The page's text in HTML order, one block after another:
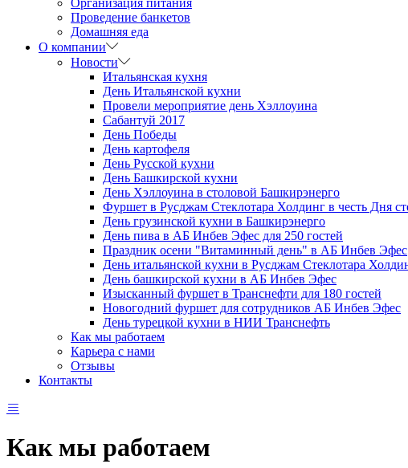
Организация питания
Проведение банкетов
Домашняя еда
О компании
Новости
Итальянская кухня
День Итальянской кухни
Провели мероприятие день Хэллоуина
Сабантуй 2017
День Победы
День картофеля
День Русской кухни
День Башкирской кухни
День Хэллоуина в столовой Башкирэнерго
Фуршет в Русджам Стеклотара Холдинг в честь Дня
День грузинской кухни в Башкирэнерго
День пива в АБ Инбев Эфес для 250 гостей
Праздник осени "Витаминный день" в АБ Инбев Эфес
День итальянской кухни в Русджам Стеклотара
День башкирской кухни в АБ Инбев Эфес
Изысканный фуршет в Транснефти для 180 гостей
Новогодний фуршет для сотрудников АБ Инбев Эфес
День турецкой кухни в НИИ Транснефть
Как мы работаем
Карьера с нами
Отзывы
Контакты
Как мы работаем